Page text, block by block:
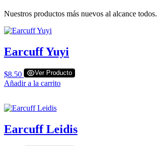
Nuestros productos más nuevos al alcance todos.
Earcuff Yuyi
$8.50 Ver Producto
Añadir a la carrito
Earcuff Leidis